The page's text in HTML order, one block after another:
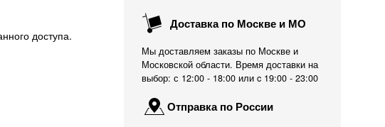
Доставка по Москве и МО
Мы доставляем заказы по Москве и
Московской области. Время доставки на
выбор: с 12:00 - 18:00 или c 19:00 - 23:00
Отправка по России
доступа.